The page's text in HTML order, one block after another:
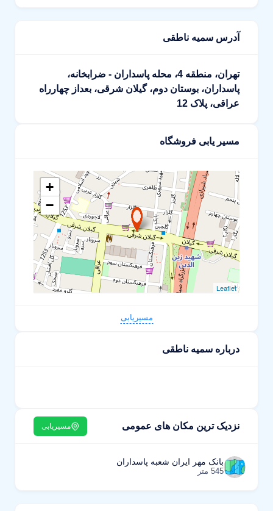
آدرس سمیه ناطقی
تهران، منطقه 4، محله پاسداران - ضرابخانه،
پاسداران، بوستان دوم، گیلان شرقی، بعداز چهارراه
عراقی، پلاک 12
مسیر یابی فروشگاه
+
−
Leaflet
مسیریابی
درباره سمیه ناطقی
نزدیک ترین مکان های عمومی مسیریابی
بانک مهر ایران شعبه پاسداران
545 متر